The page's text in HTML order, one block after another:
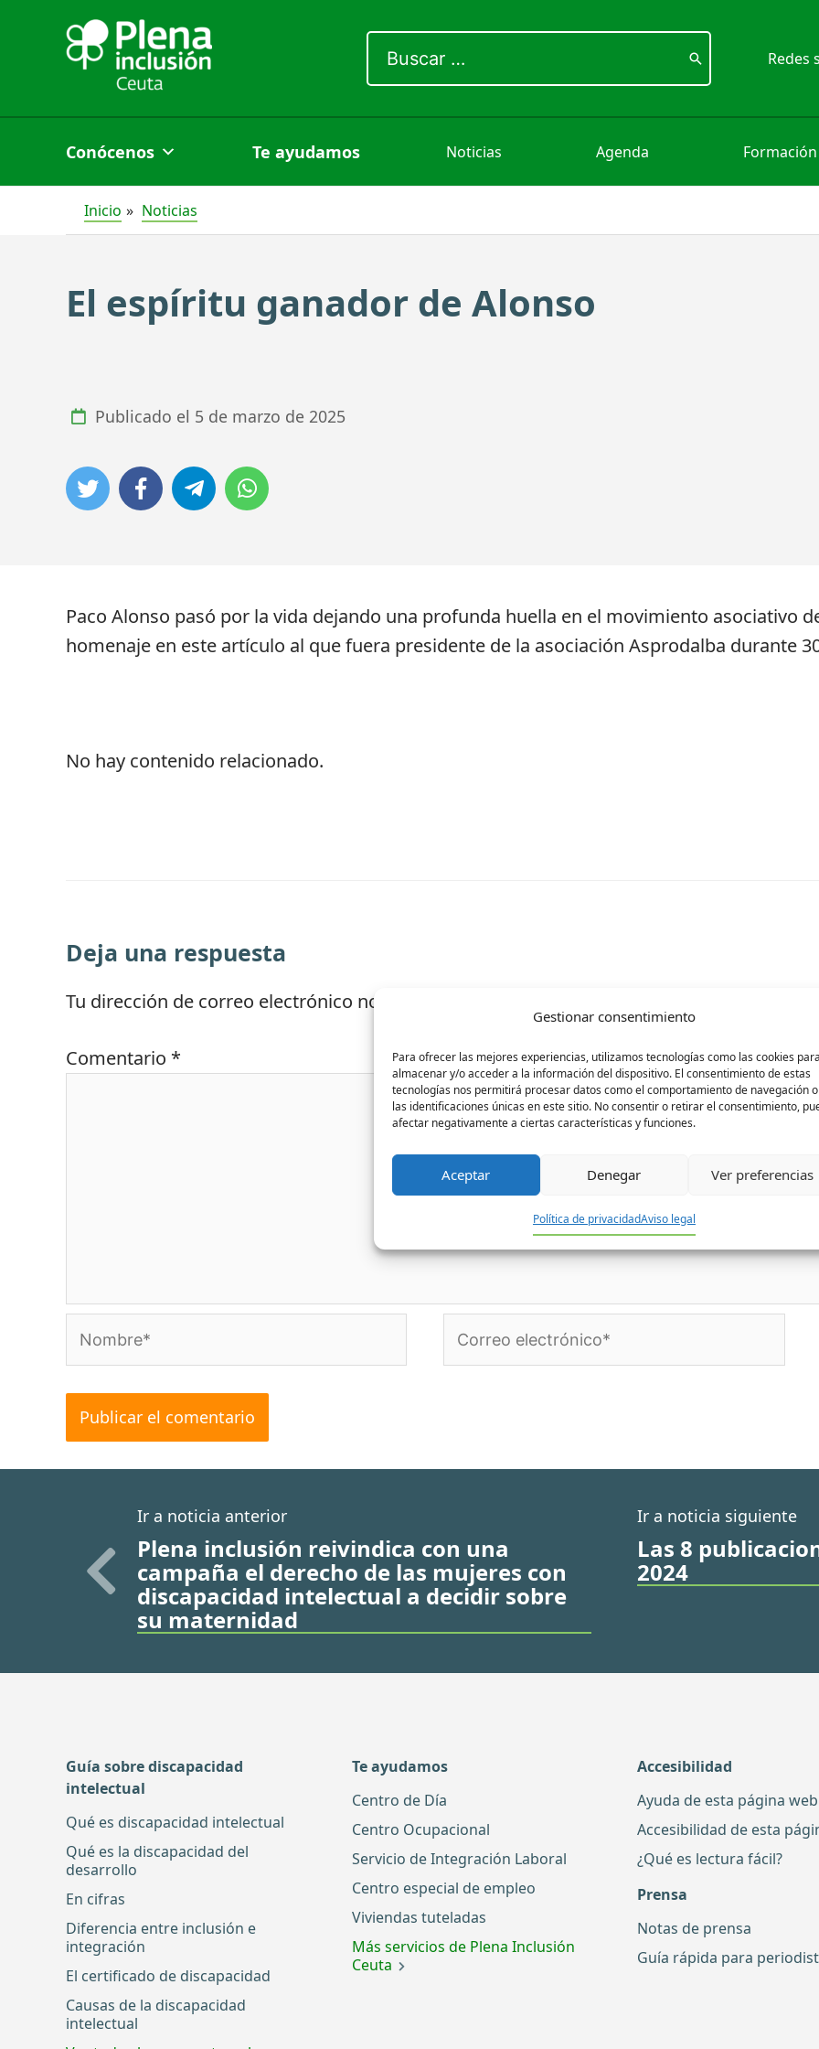
Gestionar consentimiento
Para ofrecer las mejores experiencias, utilizamos tecnologías como las cookies para
almacenar y/o acceder a la información del dispositivo. El consentimiento de estas
tecnologías nos permitirá procesar datos como el comportamiento de navegación o
las identificaciones únicas en este sitio. No consentir o retirar el consentimiento,
afectar negativamente a ciertas características y funciones.
Aceptar Denegar Ver preferencias
Política de privacidadAviso legal
contenido
por:
Redes
Conócenos Te ayudamos Noticias Agenda Formación
Inicio Noticias
El espíritu ganador de Alonso
Publicado el 5 de marzo de 2025
Paco Alonso pasó por la vida dejando una profunda huella en el movimiento asociativo
homenaje en este artículo al que fuera presidente de la asociación Asprodalba durante
No hay contenido relacionado.
Deja una respuesta
Tu dirección de correo electrónico no será publicada. Los campos obligatorios están
Comentario *
Correo
Ir a noticia anterior
Plena inclusión reivindica con una
campaña el derecho de las mujeres con
discapacidad intelectual a decidir sobre
su maternidad
Ir a noticia siguiente
Las 8
2024
Guía sobre discapacidad
intelectual
Qué es discapacidad intelectual
Qué es la discapacidad del
desarrollo
En cifras
Diferencia entre inclusión e
integración
El certificado de discapacidad
Causas de la discapacidad
intelectual
Te ayudamos
Centro de Día
Centro Ocupacional
Servicio de Integración Laboral
Centro especial de empleo
Viviendas tuteladas
Más servicios de Plena Inclusión
Ceuta
Accesibilidad
Ayuda de esta página web
Accesibilidad de esta
¿Qué es lectura fácil?
Prensa
Notas de prensa
Guía rápida para